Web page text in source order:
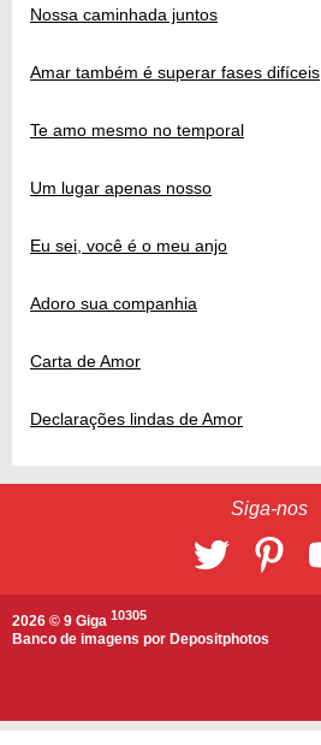
Nossa caminhada juntos
Amar também é superar fases difíceis
Te amo mesmo no temporal
Um lugar apenas nosso
Eu sei, você é o meu anjo
Adoro sua companhia
Carta de Amor
Declarações lindas de Amor
Siga-nos
2026 © 9 Giga 10305
Banco de imagens por Depositphotos